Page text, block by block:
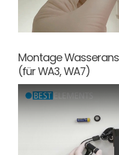
Montage
(für WA3, WA7)